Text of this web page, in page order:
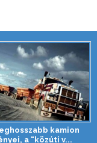
kamion
a “közúti v...